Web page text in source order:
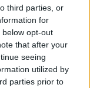
third parties, or
for
opt-out
that after your
seeing
utilized by
parties prior to
στο